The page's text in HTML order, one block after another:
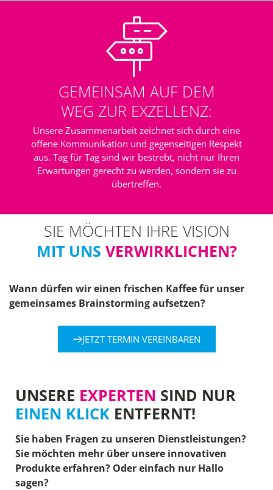
GEMEINSAM AUF DEM
WEG ZUR EXZELLENZ:
Unsere Zusammenarbeit zeichnet sich durch eine
offene Kommunikation und gegenseitigen Respekt
aus. Tag für Tag sind wir bestrebt, nicht nur Ihren
Erwartungen gerecht zu werden, sondern sie zu
übertreffen.
SIE MÖCHTEN IHRE VISION
MIT UNS VERWIRKLICHEN?
Wann dürfen wir einen frischen Kaffee für unser
gemeinsames Brainstorming aufsetzen?
JETZT TERMIN VEREINBAREN
UNSERE EXPERTEN SIND NUR
EINEN KLICK ENTFERNT!
Sie haben Fragen zu unseren Dienstleistungen?
Sie möchten mehr über unsere innovativen
Produkte erfahren? Oder einfach nur Hallo
sagen?